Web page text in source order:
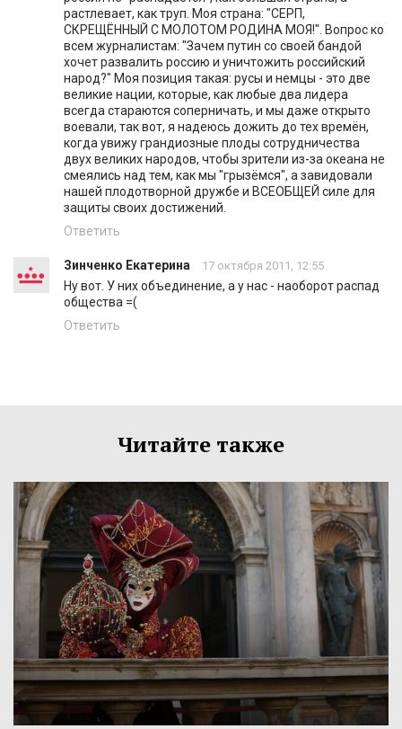
растлевает, как труп. Моя страна: "СЕРП,
СКРЕЩЁННЫЙ С МОЛОТОМ РОДИНА МОЯ!". Вопрос ко
всем журналистам: "Зачем путин со своей бандой
хочет развалить россию и уничтожить российский
народ?" Моя позиция такая: русы и немцы - это две
великие нации, которые, как любые два лидера
всегда стараются соперничать, и мы даже открыто
воевали, так вот, я надеюсь дожить до тех времён,
когда увижу грандиозные плоды сотрудничества
двух великих народов, чтобы зрители из-за океана не
смеялись над тем, как мы "грызёмся", а завидовали
нашей плодотворной дружбе и ВСЕОБЩЕЙ силе для
защиты своих достижений.
Ответить
Зинченко Екатерина 17 октября 2011, 12:55
Ну вот. У них объединение, а у нас - наоборот распад
общества =(
Ответить
Читайте также